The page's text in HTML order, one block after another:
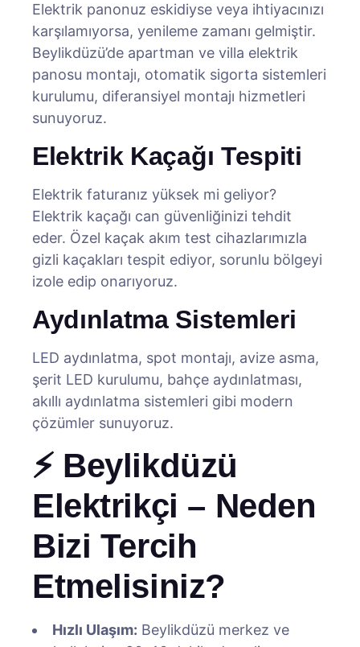
Elektrik panonuz eskidiyse veya ihtiyacınızı
karşılamıyorsa, yenileme zamanı gelmiştir.
Beylikdüzü’de apartman ve villa elektrik
panosu montajı, otomatik sigorta sistemleri
kurulumu, diferansiyel montajı hizmetleri
sunuyoruz.
Elektrik Kaçağı Tespiti
Elektrik faturanız yüksek mi geliyor?
Elektrik kaçağı can güvenliğinizi tehdit
eder. Özel kaçak akım test cihazlarımızla
gizli kaçakları tespit ediyor, sorunlu bölgeyi
izole edip onarıyoruz.
Aydınlatma Sistemleri
LED aydınlatma, spot montajı, avize asma,
şerit LED kurulumu, bahçe aydınlatması,
akıllı aydınlatma sistemleri gibi modern
çözümler sunuyoruz.
⚡ Beylikdüzü
Elektrikçi – Neden
Bizi Tercih
Etmelisiniz?
Hızlı Ulaşım: Beylikdüzü merkez ve